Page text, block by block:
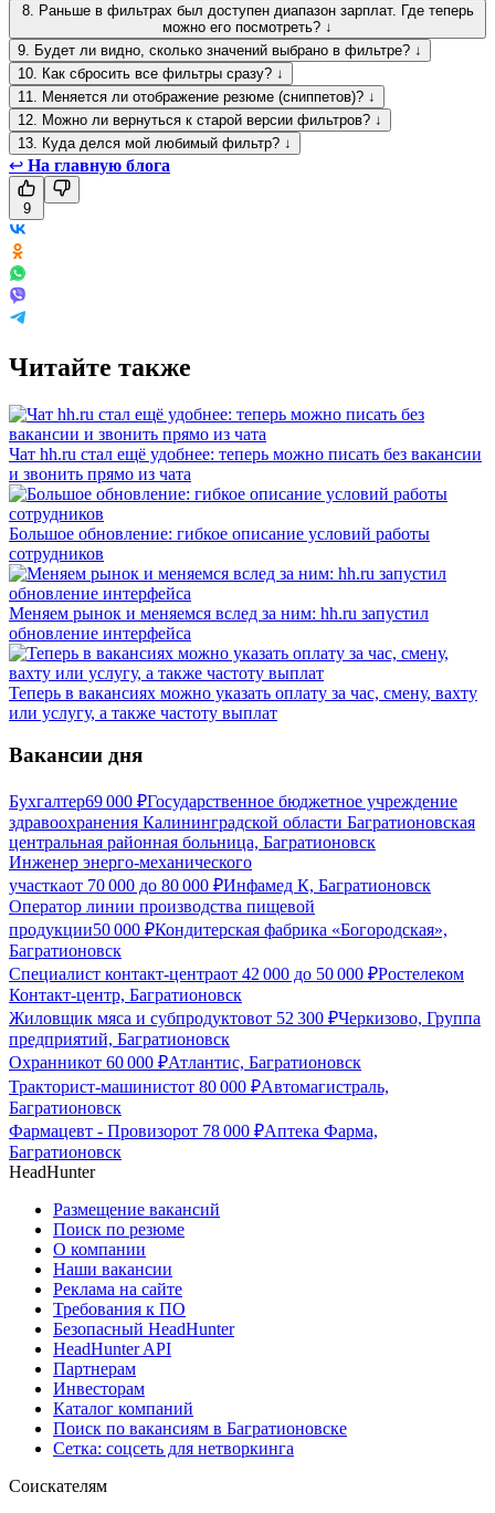
8. Раньше в фильтрах был доступен диапазон зарплат. Где теперь
можно его посмотреть? ↓
9. Будет ли видно, сколько значений выбрано в фильтре? ↓
10. Как сбросить все фильтры сразу? ↓
11. Меняется ли отображение резюме (сниппетов)? ↓
12. Можно ли вернуться к старой версии фильтров? ↓
13. Куда делся мой любимый фильтр? ↓
↩ На главную блога
9
Читайте также
Чат hh.ru стал ещё удобнее: теперь можно писать без вакансии
и звонить прямо из чата
Большое обновление: гибкое описание условий работы
сотрудников
Меняем рынок и меняемся вслед за ним: hh.ru запустил
обновление интерфейса
Теперь в вакансиях можно указать оплату за час, смену, вахту
или услугу, а также частоту выплат
Вакансии дня
Бухгалтер69 000 ₽Государственное бюджетное учреждение
здравоохранения Калининградской области Багратионовская
центральная районная больница, Багратионовск
Инженер энерго-механического
участкаот 70 000 до 80 000 ₽Инфамед К, Багратионовск
Оператор линии производства пищевой
продукции50 000 ₽Кондитерская фабрика «Богородская»,
Багратионовск
Специалист контакт-центраот 42 000 до 50 000 ₽Ростелеком
Контакт-центр, Багратионовск
Жиловщик мяса и субпродуктовот 52 300 ₽Черкизово, Группа
предприятий, Багратионовск
Охранникот 60 000 ₽Атлантис, Багратионовск
Тракторист-машинистот 80 000 ₽Автомагистраль,
Багратионовск
Фармацевт - Провизорот 78 000 ₽Аптека Фарма,
Багратионовск
HeadHunter
Размещение вакансий
Поиск по резюме
О компании
Наши вакансии
Реклама на сайте
Требования к ПО
Безопасный HeadHunter
HeadHunter API
Партнерам
Инвесторам
Каталог компаний
Поиск по вакансиям в Багратионовске
Сетка: соцсеть для нетворкинга
Соискателям